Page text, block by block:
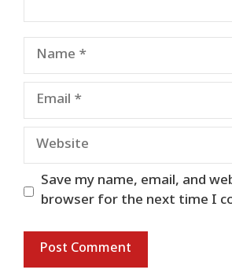
Name
Email
Website
Save my name, email, and
browser for the next time I